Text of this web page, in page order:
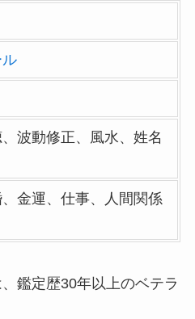
波動修正、風水、姓名
金運、仕事、人間関係
鑑定歴30年以上のベテラ